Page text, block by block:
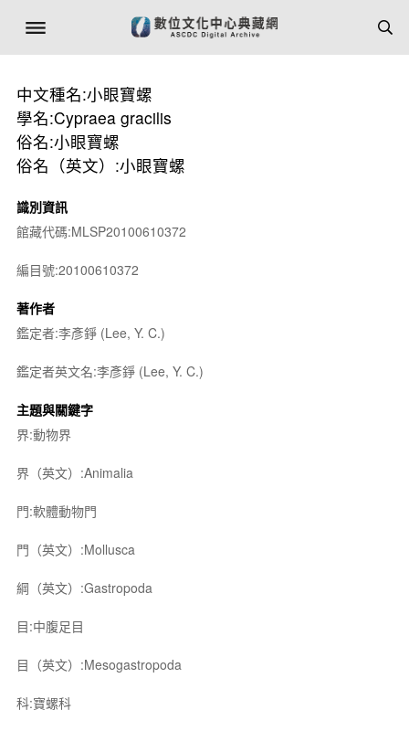
中文種名:小眼寶螺
學名:Cypraea gracilis
俗名:小眼寶螺
俗名（英文）:小眼寶螺
識別資訊
館藏代碼:MLSP20100610372
編目號:20100610372
著作者
鑑定者:李彥錚 (Lee, Y. C.)
鑑定者英文名:李彥錚 (Lee, Y. C.)
主題與關鍵字
界:動物界
界（英文）:Animalia
門:軟體動物門
門（英文）:Mollusca
綱（英文）:Gastropoda
目:中腹足目
目（英文）:Mesogastropoda
科:寶螺科